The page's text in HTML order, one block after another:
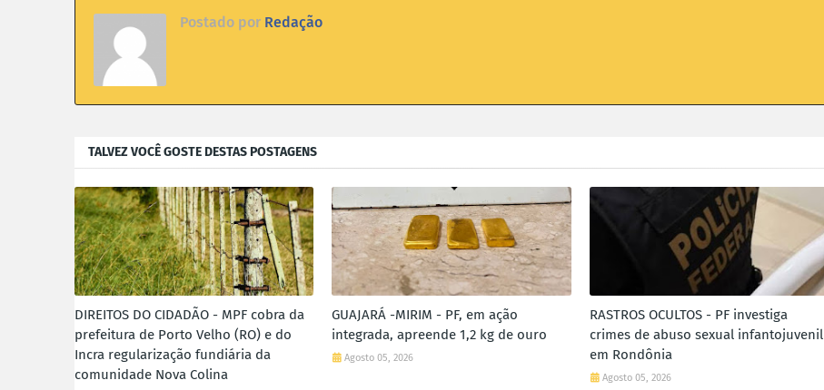
Postado por Redação
TALVEZ VOCÊ GOSTE DESTAS POSTAGENS
DIREITOS DO CIDADÃO - MPF cobra da
prefeitura de Porto Velho (RO) e do
Incra regularização fundiária da
comunidade Nova Colina
GUAJARÁ -MIRIM - PF, em ação
integrada, apreende 1,2 kg de ouro
Agosto 05, 2026
RASTROS OCULTOS - PF investiga
crimes de abuso sexual infantojuvenil
em Rondônia
Agosto 05, 2026